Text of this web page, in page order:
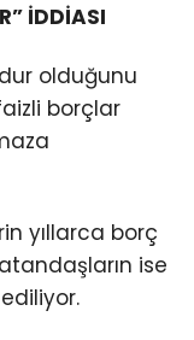
İDDİASI
olduğunu
borçlar
yıllarca borç
ise